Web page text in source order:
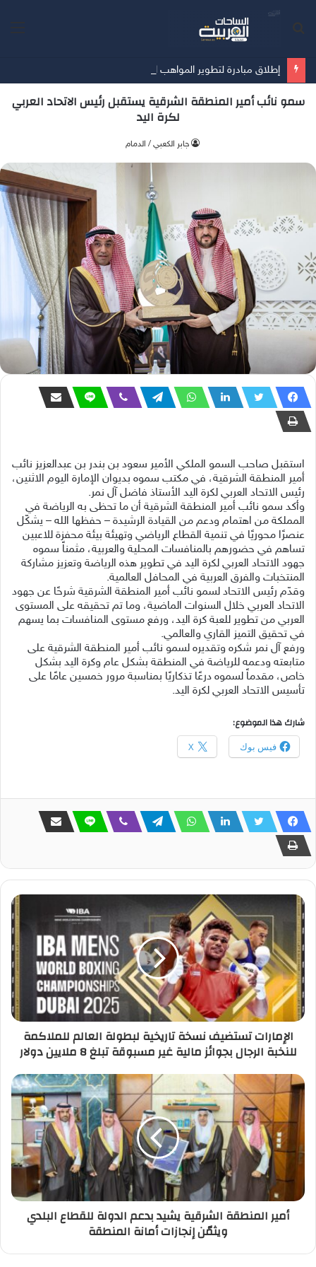
إطلاق مبادرة لتطوير المواهب السعودية في رياضة المحركات
سمو نائب أمير المنطقة الشرقية يستقبل رئيس الاتحاد العربي
لكرة اليد
جابر الكعبي / الدمام
استقبل صاحب السمو الملكي الأمير سعود بن بندر بن عبدالعزيز نائب
أمير المنطقة الشرقية، في مكتب سموه بديوان الإمارة اليوم الاثنين،
رئيس الاتحاد العربي لكرة اليد الأستاذ فاضل آل نمر.
وأكد سمو نائب أمير المنطقة الشرقية أن ما تحظى به الرياضة في
المملكة من اهتمام ودعم من القيادة الرشيدة – حفظها الله – يشكّل
عنصرًا محوريًا في تنمية القطاع الرياضي وتهيئة بيئة محفزة للاعبين
تساهم في حضورهم بالمنافسات المحلية والعربية، مثمناً سموه
جهود الاتحاد العربي لكرة اليد في تطوير هذه الرياضة وتعزيز مشاركة
المنتخبات والفرق العربية في المحافل العالمية.
وقدّم رئيس الاتحاد لسمو نائب أمير المنطقة الشرقية شرحًا عن جهود
الاتحاد العربي خلال السنوات الماضية، وما تم تحقيقه على المستوى
العربي من تطوير للعبة كرة اليد، ورفع مستوى المنافسات بما يسهم
في تحقيق التميز القاري والعالمي.
ورفع آل نمر شكره وتقديره لسمو نائب أمير المنطقة الشرقية على
متابعته ودعمه للرياضة في المنطقة بشكل عام وكرة اليد بشكل
خاص، مقدماً لسموه درعًا تذكاريًا بمناسبة مرور خمسين عامًا على
تأسيس الاتحاد العربي لكرة اليد.
شارك هذا الموضوع:
فيس بوك X
الإمارات تستضيف نسخة تاريخية لبطولة العالم للملاكمة
للنخبة الرجال بجوائز مالية غير مسبوقة تبلغ 8 ملايين دولار
أمير المنطقة الشرقية يشيد بدعم الدولة للقطاع البلدي
ويثمّن إنجازات أمانة المنطقة